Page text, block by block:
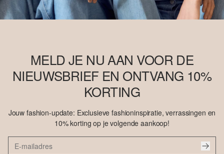
MELD JE NU AAN VOOR DE
NIEUWSBRIEF EN ONTVANG 10%
KORTING
Jouw fashion-update: Exclusieve fashioninspiratie, verrassingen en
10% korting op je volgende aankoop!